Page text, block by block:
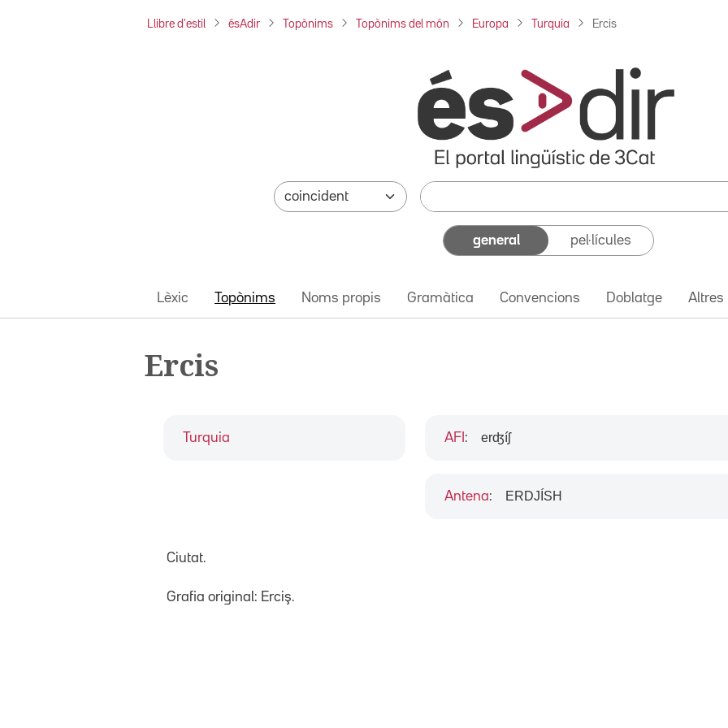
Llibre d'estil ésAdir Topònims Topònims del món Europa Turquia Ercis
general pel·lícules
Lèxic Topònims Noms propis Gramàtica Convencions Doblatge Altres
Ercis
Turquia AFI : erʤíʃ
Antena: ERDJÍSH
Ciutat.
Grafia original: Erciş.